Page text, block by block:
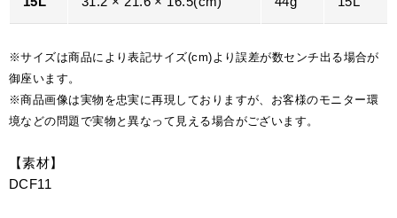
※サイズは商品により表記サイズ(cm)より誤差が数センチ出る場合が
御座います。
※商品画像は実物を忠実に再現しておりますが、お客様のモニター環
境などの問題で実物と異なって見える場合がございます。
【素材】
DCF11